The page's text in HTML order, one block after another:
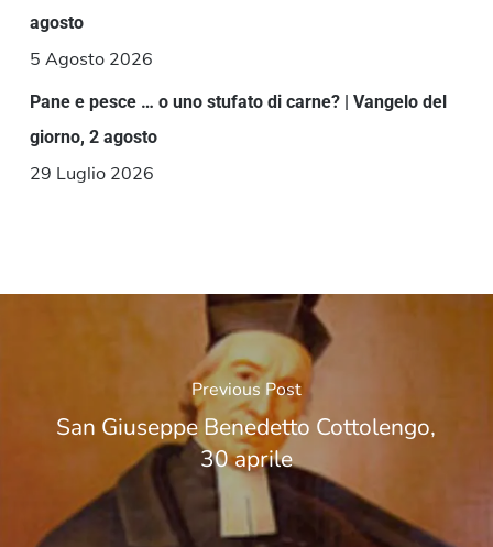
agosto
5 Agosto 2026
Pane e pesce … o uno stufato di carne? | Vangelo del
giorno, 2 agosto
29 Luglio 2026
Previous Post
San Giuseppe Benedetto Cottolengo,
30 aprile